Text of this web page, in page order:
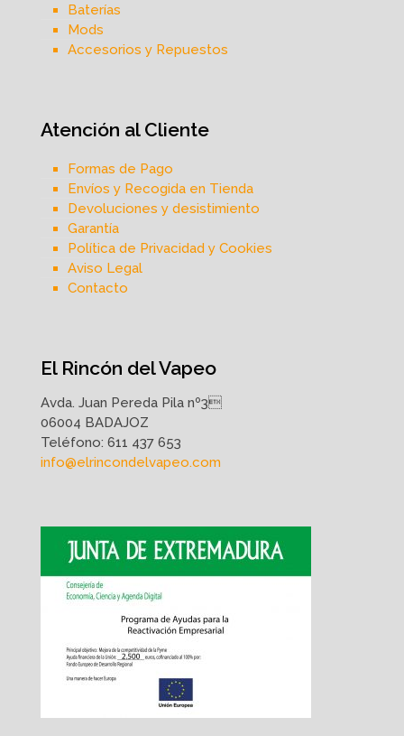
Baterías
Mods
Accesorios y Repuestos
Atención al Cliente
Formas de Pago
Envíos y Recogida en Tienda
Devoluciones y desistimiento
Garantía
Política de Privacidad y Cookies
Aviso Legal
Contacto
El Rincón del Vapeo
Avda. Juan Pereda Pila nº3
06004 BADAJOZ
Teléfono: 611 437 653
info@elrincondelvapeo.com